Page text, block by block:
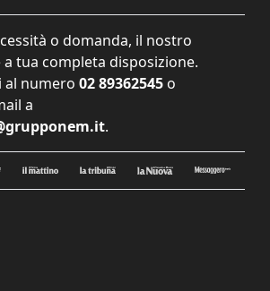
o domanda, il nostro
tua completa disposizione.
al numero 02 89362545 o
a
.